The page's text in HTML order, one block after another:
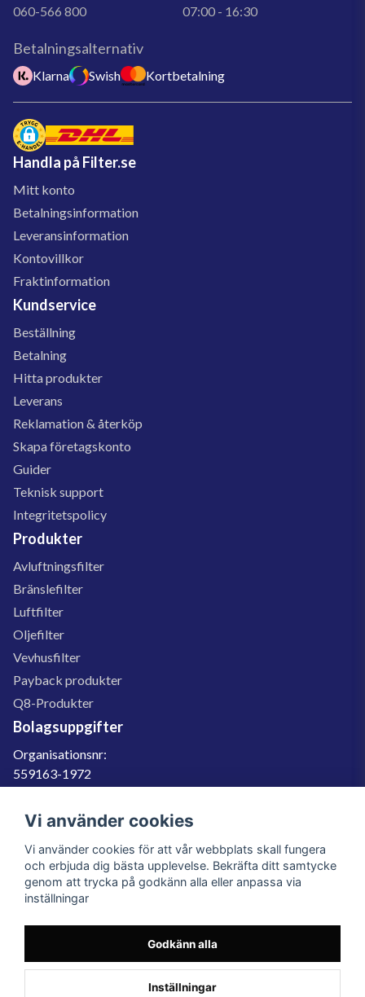
060-566 800
07:00 - 16:30
Betalningsalternativ
Klarna Swish Kortbetalning
Handla på Filter.se
Mitt konto
Betalningsinformation
Leveransinformation
Kontovillkor
Fraktinformation
Kundservice
Beställning
Betalning
Hitta produkter
Leverans
Reklamation & återköp
Skapa företagskonto
Guider
Teknisk support
Integritetspolicy
Produkter
Avluftningsfilter
Bränslefilter
Luftfilter
Oljefilter
Vevhusfilter
Payback produkter
Q8-Produkter
Bolagsuppgifter
Organisationsnr:
559163-1972
SE559163197201
060-566 800
info@filter.se
559163-1972
© 2023 Filter.se, All rights reserved.
Vi använder cookies
Vi använder cookies för att vår webbplats skall fungera
och erbjuda dig bästa upplevelse. Bekräfta ditt samtycke
genom att trycka på godkänn alla eller anpassa via
inställningar
Godkänn alla
Inställningar